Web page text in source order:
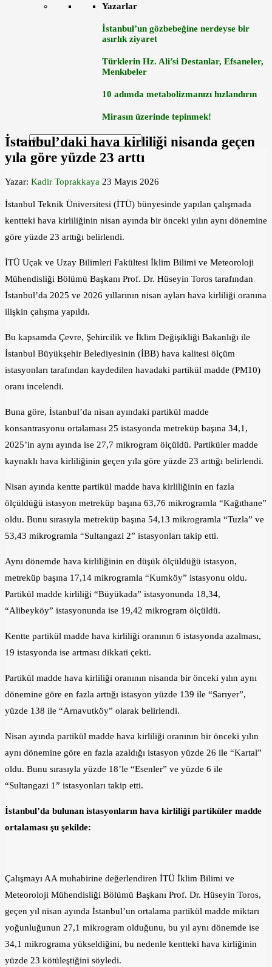
Yazarlar
İstanbul’un gözbebeğine nerdeyse bir
asırlık ziyaret
Türklerin Hz. Ali’si Destanlar, Efsaneler,
Menkıbeler
10 adımda metabolizmanızı hızlandırın
Mirasın üzerinde tepinmek!
İstanbul’daki hava kirliliği nisanda geçen
yıla göre yüzde 23 arttı
Yazar: Kadir Toprakkaya 23 Mayıs 2026
İstanbul Teknik Üniversitesi (İTÜ) bünyesinde yapılan çalışmada
kentteki hava kirliliğinin nisan ayında bir önceki yılın aynı dönemine
göre yüzde 23 arttığı belirlendi.
İTÜ Uçak ve Uzay Bilimleri Fakültesi İklim Bilimi ve Meteoroloji
Mühendisliği Bölümü Başkanı Prof. Dr. Hüseyin Toros tarafından
İstanbul’da 2025 ve 2026 yıllarının nisan ayları hava kirliliği oranına
ilişkin çalışma yapıldı.
Bu kapsamda Çevre, Şehircilik ve İklim Değişikliği Bakanlığı ile
İstanbul Büyükşehir Belediyesinin (İBB) hava kalitesi ölçüm
istasyonları tarafından kaydedilen havadaki partikül madde (PM10)
oranı incelendi.
Buna göre, İstanbul’da nisan ayındaki partikül madde
konsantrasyonu ortalaması 25 istasyonda metreküp başına 34,1,
2025’in aynı ayında ise 27,7 mikrogram ölçüldü. Partiküler madde
kaynaklı hava kirliliğinin geçen yıla göre yüzde 23 arttığı belirlendi.
Nisan ayında kentte partikül madde hava kirliliğinin en fazla
ölçüldüğü istasyon metreküp başına 63,76 mikrogramla “Kağıthane”
oldu. Bunu sırasıyla metreküp başına 54,13 mikrogramla “Tuzla” ve
53,43 mikrogramla “Sultangazi 2” istasyonları takip etti.
Aynı dönemde hava kirliliğinin en düşük ölçüldüğü istasyon,
metreküp başına 17,14 mikrogramla “Kumköy” istasyonu oldu.
Partikül madde kirliliği “Büyükada” istasyonunda 18,34,
“Alibeyköy” istasyonunda ise 19,42 mikrogram ölçüldü.
Kentte partikül madde hava kirliliği oranının 6 istasyonda azalması,
19 istasyonda ise artması dikkati çekti.
Partikül madde hava kirliliği oranının nisanda bir önceki yılın aynı
dönemine göre en fazla arttığı istasyon yüzde 139 ile “Sarıyer”,
yüzde 138 ile “Arnavutköy” olarak belirlendi.
Nisan ayında partikül madde hava kirliliği oranının bir önceki yılın
aynı dönemine göre en fazla azaldığı istasyon yüzde 26 ile “Kartal”
oldu. Bunu sırasıyla yüzde 18’le “Esenler” ve yüzde 6 ile
“Sultangazi 1” istasyonları takip etti.
İstanbul’da bulunan istasyonların hava kirliliği partiküler madde
ortalaması şu şekilde:
Çalışmayı AA muhabirine değerlendiren İTÜ İklim Bilimi ve
Meteoroloji Mühendisliği Bölümü Başkanı Prof. Dr. Hüseyin Toros,
geçen yıl nisan ayında İstanbul’un ortalama partikül madde miktarı
yoğunluğunun 27,1 mikrogram olduğunu, bu yıl aynı dönemde ise
34,1 mikrograma yükseldiğini, bu nedenle kentteki hava kirliğinin
yüzde 23 kötüleştiğini söyledi.